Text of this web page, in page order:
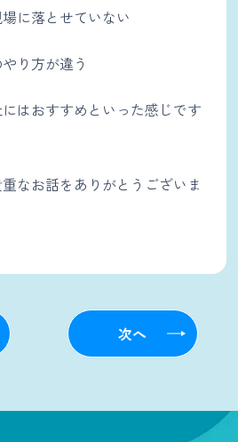
に落とせていない
り方が違う
はおすすめといった感じです
なお話をありがとうございま
次へ